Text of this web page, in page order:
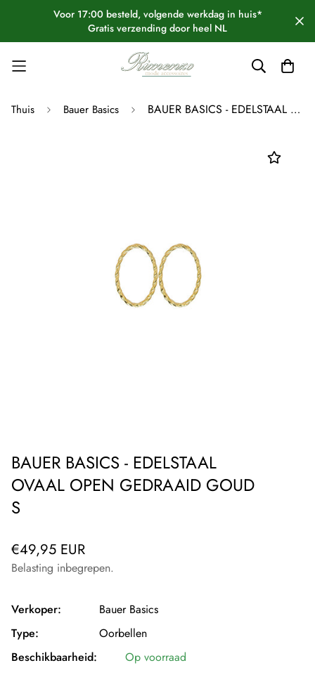
Voor 17:00 besteld, volgende werkdag in huis*
Gratis verzending door heel NL
Thuis Bauer Basics BAUER BASICS - EDELSTAAL OVAAL OPEN GEDRAAID GOUD S
BAUER BASICS - EDELSTAAL
OVAAL OPEN GEDRAAID GOUD
S
Normale
prijs
€49,95 EUR
Belasting inbegrepen.
Verkoper:
Bauer Basics
Type:
Oorbellen
Beschikbaarheid:
Op voorraad